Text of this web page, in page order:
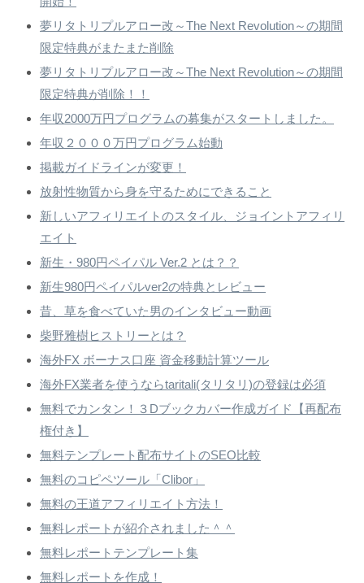
夢リタトリプルアロー改～The Next Revolution～の期間
限定特典がまたまた削除
夢リタトリプルアロー改～The Next Revolution～の期間
限定特典が削除！！
年収2000万円プログラムの募集がスタートしました。
年収２０００万円プログラム始動
掲載ガイドラインが変更！
放射性物質から身を守るためにできること
新しいアフィリエイトのスタイル、ジョイントアフィリ
エイト
新生・980円ペイパル Ver.2 とは？？
新生980円ペイパルver2の特典とレビュー
昔、草を食べていた男のインタビュー動画
柴野雅樹ヒストリーとは？
海外FX ボーナス口座 資金移動計算ツール
海外FX業者を使うならtaritali(タリタリ)の登録は必須
無料でカンタン！３Dブックカバー作成ガイド【再配布
権付き】
無料テンプレート配布サイトのSEO比較
無料のコピペツール「Clibor」
無料の王道アフィリエイト方法！
無料レポートが紹介されました＾＾
無料レポートテンプレート集
無料レポートを作成！